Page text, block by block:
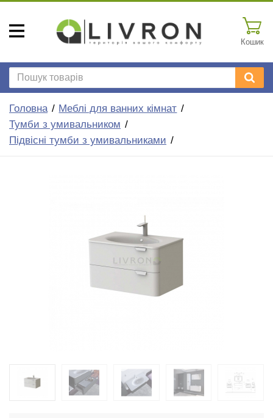
Кошик
Головна
Меблі для ванних кімнат
Тумби з умивальником
Підвісні тумби з умивальниками